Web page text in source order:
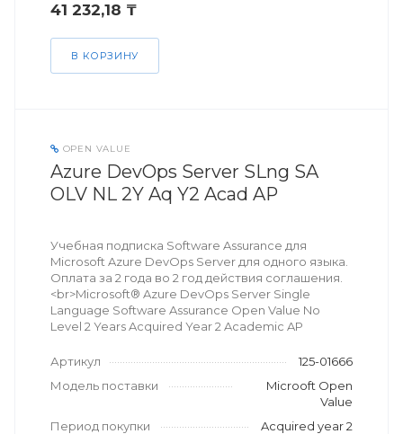
41 232,18 ₸
В КОРЗИНУ
OPEN VALUE
Azure DevOps Server SLng SA
OLV NL 2Y Aq Y2 Acad AP
Учебная подписка Software Assurance для
Microsoft Azure DevOps Server для одного языка.
Оплата за 2 года во 2 год действия соглашения.
<br>Microsoft® Azure DevOps Server Single
Language Software Assurance Open Value No
Level 2 Years Acquired Year 2 Academic AP
Артикул
125-01666
Модель поставки
Microoft Open
Value
Период покупки
Acquired year 2